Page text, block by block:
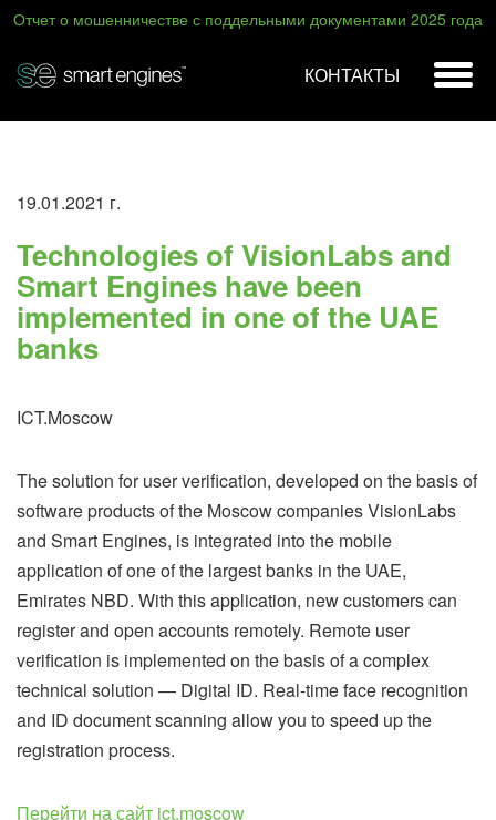
Отчет о мошенничестве с поддельными документами 2025 года
КОНТАКТЫ
19.01.2021 г.
Technologies of VisionLabs and
Smart Engines have been
implemented in one of the UAE
banks
ICT.Moscow
The solution for user verification, developed on the basis of
software products of the Moscow companies VisionLabs
and Smart Engines, is integrated into the mobile
application of one of the largest banks in the UAE,
Emirates NBD. With this application, new customers can
register and open accounts remotely. Remote user
verification is implemented on the basis of a complex
technical solution — Digital ID. Real-time face recognition
and ID document scanning allow you to speed up the
registration process.
Перейти на сайт ict.moscow